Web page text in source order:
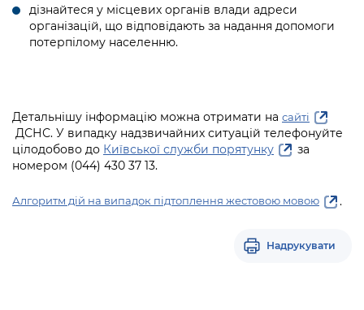
дізнайтеся у місцевих органів влади адреси
організацій, що відповідають за надання допомоги
потерпілому населенню.
Детальнішу інформацію можна отримати на сайті
ДСНС. У випадку надзвичайних ситуацій телефонуйте
цілодобово до Київської служби порятунку
за
номером (044) 430 37 13.
Алгоритм дій на випадок підтоплення жестовою мовою .
Надрукувати